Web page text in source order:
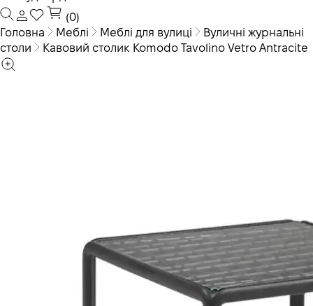
(0)
Головна
Меблі Меблі для вулиці
Вуличні журнальні
столи
Кавовий столик Komodo Tavolino Vetro Antracite